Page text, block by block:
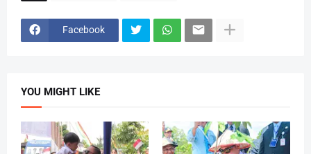
Facebook
YOU MIGHT LIKE